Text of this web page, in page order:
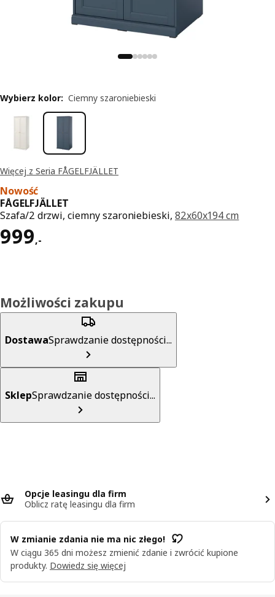
Więcej z Seria FÅGELFJÄLLET
Nowość
FÅGELFJÄLLET
Szafa/2 drzwi, ciemny szaroniebieski, 82x60x194 cm
999,-
Cena 999,-
Wybierz kolor: Ciemny szaroniebieski
Możliwości zakupu
DostawaSprawdzanie dostępności...
SklepSprawdzanie dostępności...
Opcje leasingu dla firm
Oblicz ratę leasingu dla firm
W zmianie zdania nie ma nic złego!
W ciągu 365 dni możesz zmienić zdanie i zwrócić kupione
produkty. Dowiedz się więcej